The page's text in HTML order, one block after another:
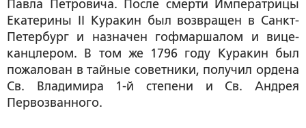
Павла Петровича. После смерти Императрицы
Екатерины II Куракин был возвращен в Санкт-
Петербург и назначен гофмаршалом и вице-
канцлером. В том же 1796 году Куракин был
пожалован в тайные советники, получил ордена
Св. Владимира 1-й степени и Св. Андрея
Первозванного.